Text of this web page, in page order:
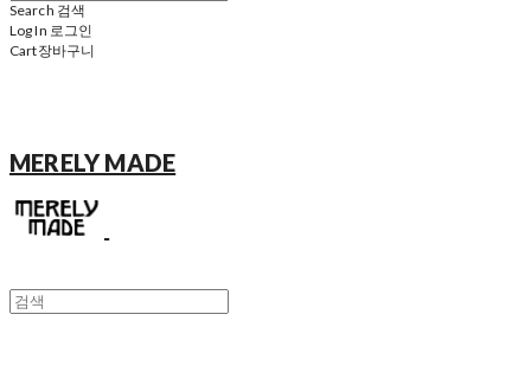
Search 검색
Log In 로그인
Cart장바구니
MERELY MADE